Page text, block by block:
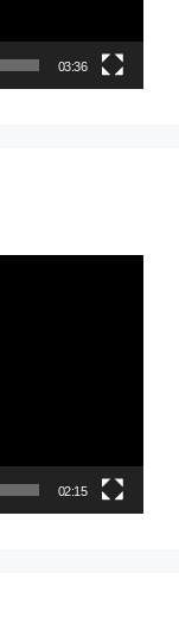
03:36
02:15